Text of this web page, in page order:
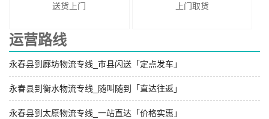
送货上门 上门取货
运营路线
永春县到廊坊物流专线_市县闪送「定点发车」
永春县到衡水物流专线_随叫随到「直达往返」
永春县到太原物流专线_一站直达「价格实惠」